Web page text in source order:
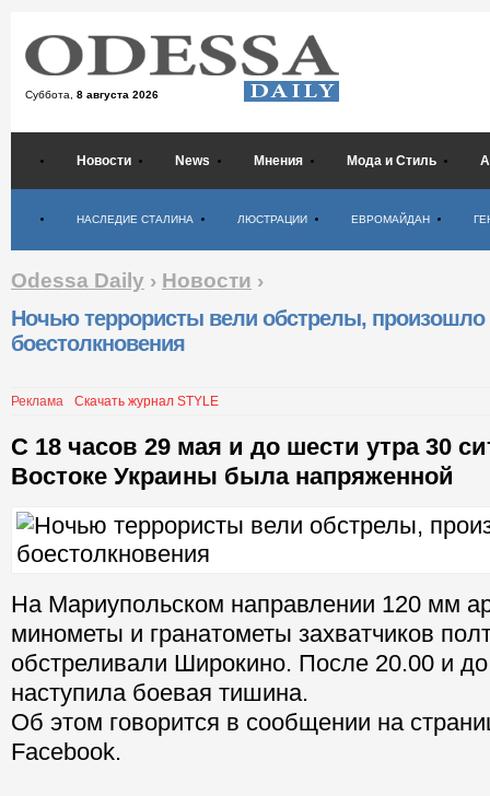
Суббота, 8 августа 2026
Новости News Мнения Мода и Стиль
НАСЛЕДИЕ СТАЛИНА ЛЮСТРАЦИИ ЕВРОМАЙДАН
Odessa Daily › Новости ›
Ночью террористы вели обстрелы, произошло
боестолкновения
Реклама Скачать журнал STYLE
С 18 часов 29 мая и до шести утра 30
Востоке Украины была напряженной
На Мариупольском направлении 120 мм
минометы и гранатометы захватчиков
обстреливали Широкино. После 20.00 и
наступила боевая тишина.
Об этом говорится в сообщении на
Facebook.